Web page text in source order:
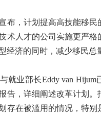
布，计划提高高技能移民
术人才的公司实施更严格
经济的同时，减少移民总
就业部长Eddy van Hijum
告，详细阐述改革计划。
存在被滥用的情况，特别